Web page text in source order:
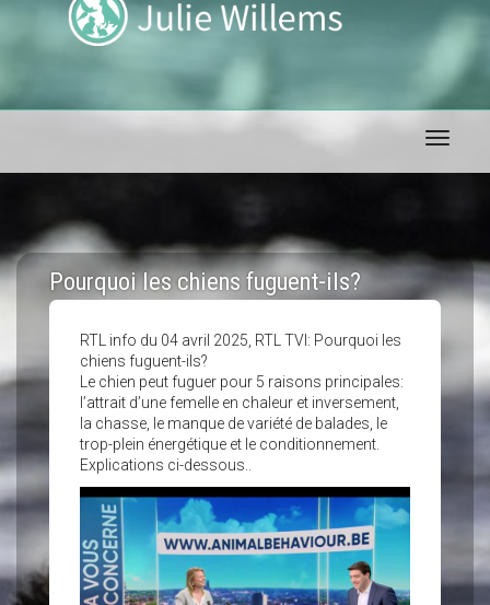
Toggle
Pourquoi les chiens fuguent-ils?
RTL info du 04 avril 2025, RTL TVI: Pourquoi les
chiens fuguent-ils?
Le chien peut fuguer pour 5 raisons principales:
l’attrait d’une femelle en chaleur et inversement,
la chasse, le manque de variété de balades, le
trop-plein énergétique et le conditionnement.
Explications ci-dessous..